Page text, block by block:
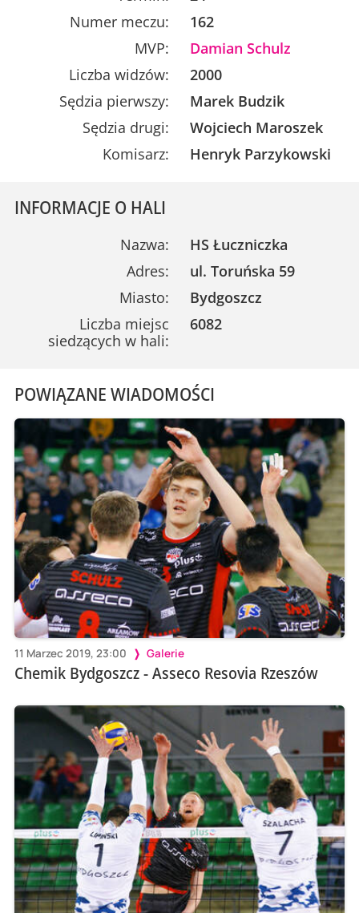
Numer meczu:
162
MVP:
Damian Schulz
Liczba widzów:
2000
Sędzia pierwszy:
Marek Budzik
Sędzia drugi:
Wojciech Maroszek
Komisarz:
Henryk Parzykowski
INFORMACJE O HALI
Nazwa:
HS Łuczniczka
Adres:
ul. Toruńska 59
Miasto:
Bydgoszcz
Liczba miejsc
siedzących w hali:
6082
POWIĄZANE WIADOMOŚCI
11 Marzec 2019, 23:00 Galerie
Chemik Bydgoszcz - Asseco Resovia Rzeszów